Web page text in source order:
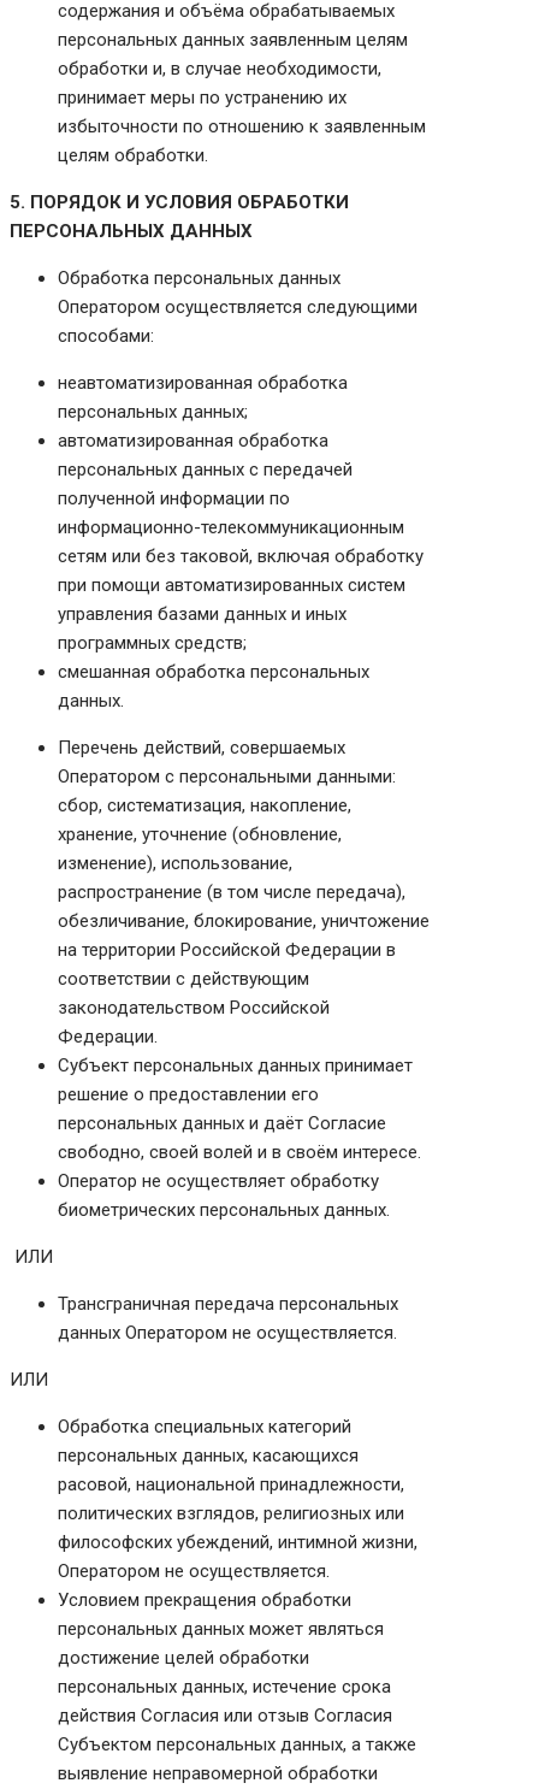
содержания и объёма обрабатываемых
персональных данных заявленным целям
обработки и, в случае необходимости,
принимает меры по устранению их
избыточности по отношению к заявленным
целям обработки.
5. ПОРЯДОК И УСЛОВИЯ ОБРАБОТКИ
ПЕРСОНАЛЬНЫХ ДАННЫХ
Обработка персональных данных
Оператором осуществляется следующими
способами:
неавтоматизированная обработка
персональных данных;
автоматизированная обработка
персональных данных с передачей
полученной информации по
информационно-телекоммуникационным
сетям или без таковой, включая обработку
при помощи автоматизированных систем
управления базами данных и иных
программных средств;
смешанная обработка персональных
данных.
Перечень действий, совершаемых
Оператором с персональными данными:
сбор, систематизация, накопление,
хранение, уточнение (обновление,
изменение), использование,
распространение (в том числе передача),
обезличивание, блокирование, уничтожение
на территории Российской Федерации в
соответствии с действующим
законодательством Российской
Федерации.
Субъект персональных данных принимает
решение о предоставлении его
персональных данных и даёт Согласие
свободно, своей волей и в своём интересе.
Оператор не осуществляет обработку
биометрических персональных данных.
ИЛИ
Трансграничная передача персональных
данных Оператором не осуществляется.
ИЛИ
Обработка специальных категорий
персональных данных, касающихся
расовой, национальной принадлежности,
политических взглядов, религиозных или
философских убеждений, интимной жизни,
Оператором не осуществляется.
Условием прекращения обработки
персональных данных может являться
достижение целей обработки
персональных данных, истечение срока
действия Согласия или отзыв Согласия
Субъектом персональных данных, а также
выявление неправомерной обработки